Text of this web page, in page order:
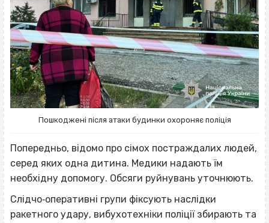
Пошкоджені після атаки будинки охороняє поліція
Попередньо, відомо про сімох постраждалих людей,
серед яких одна дитина. Медики надають їм
необхідну допомогу. Обсяги руйнувань уточнюють.
Слідчо‐оперативні групи фіксують наслідки
ракетного удару, вибухотехніки поліції збирають та